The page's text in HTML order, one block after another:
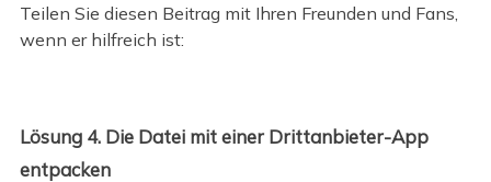
Teilen Sie diesen Beitrag mit Ihren Freunden und Fans,
wenn er hilfreich ist:
Lösung 4. Die Datei mit einer Drittanbieter-App
entpacken